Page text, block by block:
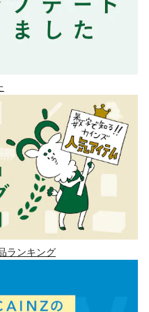
ランキング